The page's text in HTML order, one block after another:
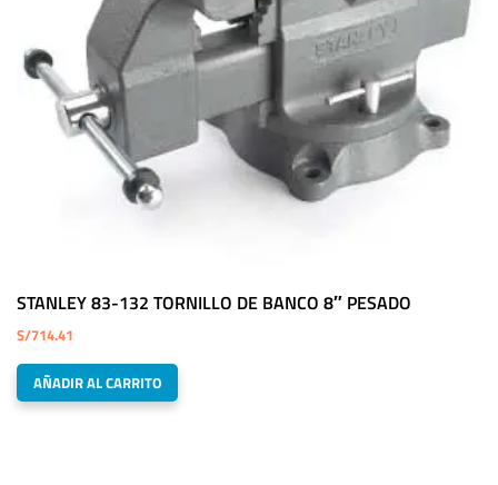
STANLEY 83-132 TORNILLO DE BANCO 8″ PESADO
S/714.41
AÑADIR AL CARRITO